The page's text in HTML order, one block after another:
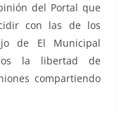
del Portal que
con las de los
de El Municipal
la libertad de
compartiendo